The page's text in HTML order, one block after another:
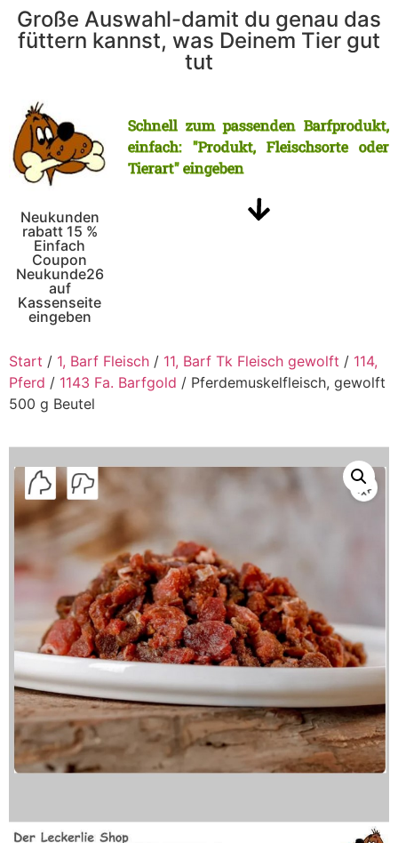
Große Auswahl-damit du genau das
füttern kannst, was Deinem Tier gut
tut
Neukunden
rabatt 15 %
Einfach
Coupon
Neukunde26
auf
Kassenseite
eingeben
Schnell zum passenden Barfprodukt,
einfach: "Produkt, Fleischsorte oder
Tierart" eingeben
Start / 1, Barf Fleisch / 11, Barf Tk Fleisch gewolft / 114,
Pferd / 1143 Fa. Barfgold / Pferdemuskelfleisch, gewolft
500 g Beutel